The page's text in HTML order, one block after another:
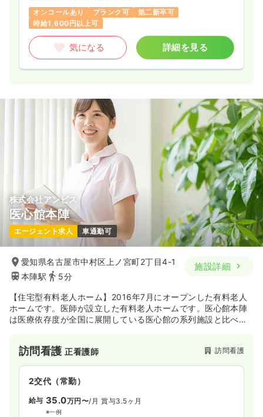
オンコールあり
ブランク可
第二新卒可
時給1,600円以上可
気になる 詳細を見る
株式会社アンビス
医心館本陣
エージェント求人 車通勤可
愛知県名古屋市中村区上ノ宮町2丁目4-1
本陣駅
5分
施設詳細
【住宅型有料老人ホーム】2016年7月にオープンした有料老人
ホームです。医師が設立した有料老人ホームです。医心館本陣
は医療依存度が全国に展開している医心館の系列施設と比べて
神奈川県、岩手県にも地域に密着した有料老人ホームを展開し
ています。今後も事業を拡大していきます。
訪問看護正看護師 訪問看護
2交代（常勤）
給与 35.0万円〜/月 賞与3.5ヶ月
※一例